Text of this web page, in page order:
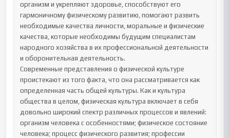
организм и укрепляют здоровье, способствуют его
гармоничному физическому развитию, помогают развить
необходимые качества личности, моральные и физические
качества, которые необходимы будущим специалистам
народного хозяйства в их профессиональной деятельности
и оборонительная деятельность.
Современные представления о физической культуре
проистекают из того факта, что она рассматривается как
определенная часть общей культуры. Как и культура
общества в целом, физическая культура включает в себя
довольно широкий спектр различных процессов и явлений:
организм человека с особенностями; физическое состояние
человека; процесс физического развития; профессии